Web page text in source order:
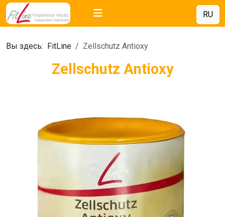
RU
Вы здесь: FitLine Zellschutz Antioxy
Zellschutz Antioxy